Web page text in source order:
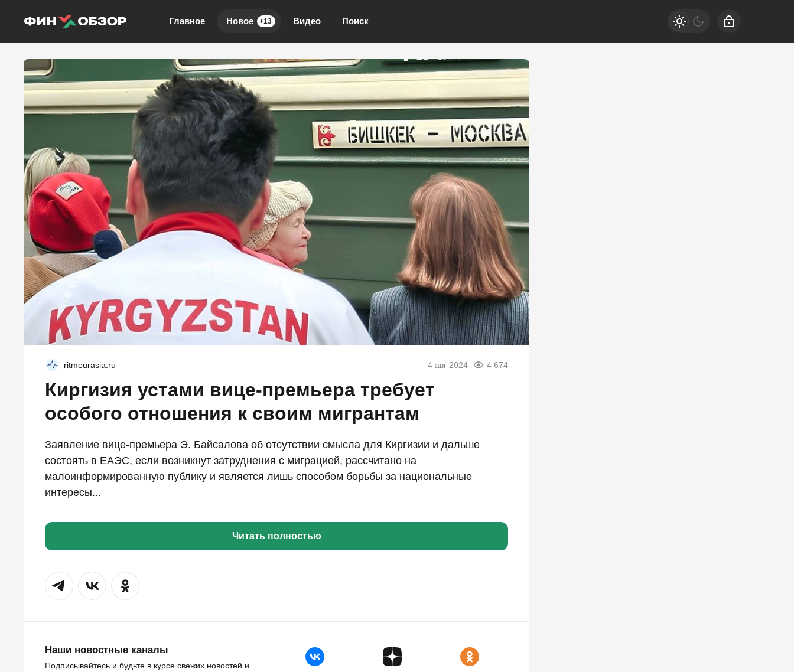
Главное Новое +13 Видео Поиск
ritmeurasia.ru 4 авг 2024 4 674
Киргизия устами вице-премьера требует
особого отношения к своим мигрантам
Заявление вице-премьера Э. Байсалова об отсутствии смысла для Киргизии и дальше
состоять в ЕАЭС, если возникнут затруднения с миграцией, рассчитано на
малоинформированную публику и является лишь способом борьбы за национальные
интересы...
Читать полностью
Наши новостные каналы
Подписывайтесь и будьте в курсе свежих новостей и